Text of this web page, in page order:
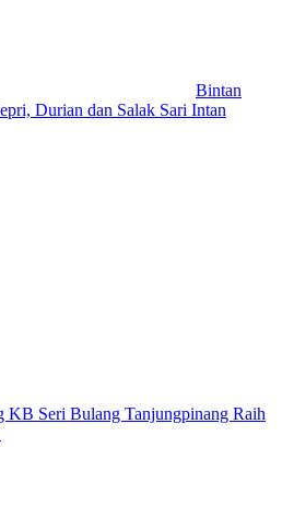
Bintan
Durian dan Salak Sari Intan
KB Seri Bulang Tanjungpinang Raih